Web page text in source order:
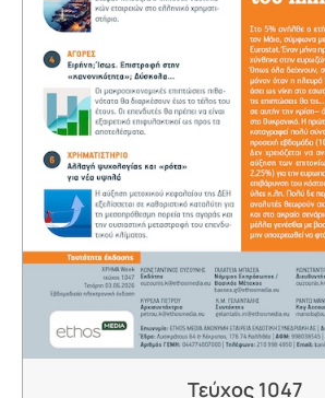
Τεύχος 1047